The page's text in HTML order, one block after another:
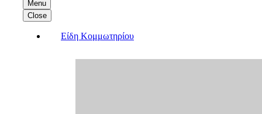
Menu
Close
Είδη Κομμωτηρίου